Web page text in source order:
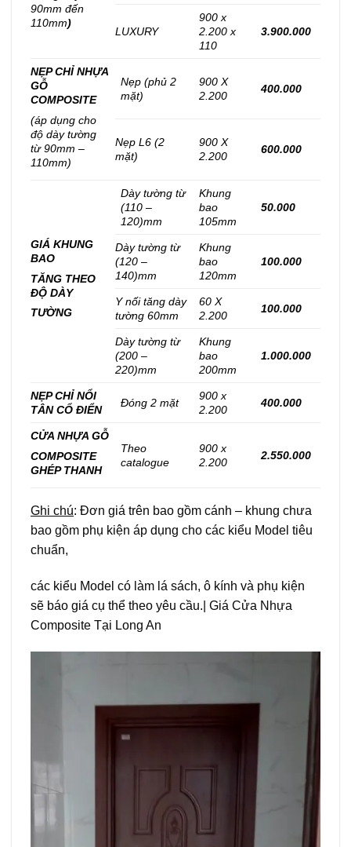
90mm đến
110mm)
LUXURY
900 x
2.200 x
110
3.900.000
NẸP CHỈ NHỰA
GỖ
COMPOSITE
(áp dụng cho
độ dày tường
từ 90mm –
110mm)
Nẹp (phủ 2
mặt)
900 X
2.200
400.000
Nẹp L6 (2
mặt)
900 X
2.200
600.000
GIÁ KHUNG
BAO
TĂNG THEO
ĐỘ DÀY
TƯỜNG
Dày tường từ
(110 –
120)mm
Khung
bao
105mm
50.000
Dày tường từ
(120 –
140)mm
Khung
bao
120mm
100.000
Y nối tăng dày
tường 60mm
60 X
2.200
100.000
Dày tường từ
(200 –
220)mm
Khung
bao
200mm
1.000.000
NẸP CHỈ NỔI
TÂN CỔ ĐIỂN
Đóng 2 mặt
900 x
2.200
400.000
CỬA NHỰA GỖ
COMPOSITE
GHÉP THANH
Theo
catalogue
900 x
2.200
2.550.000
Ghi chú: Đơn giá trên bao gồm cánh – khung chưa
bao gồm phụ kiện áp dụng cho các kiểu Model tiêu
chuẩn,
các kiểu Model có làm lá sách, ô kính và phụ kiện
sẽ báo giá cụ thể theo yêu cầu.| Giá Cửa Nhựa
Composite Tại Long An